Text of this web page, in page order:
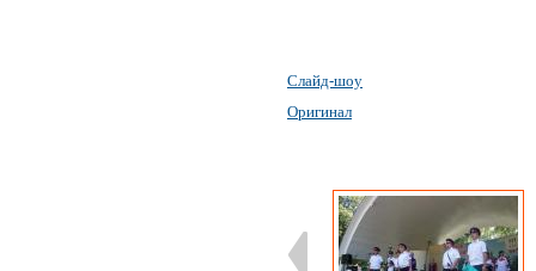
Слайд-шоу
Оригинал